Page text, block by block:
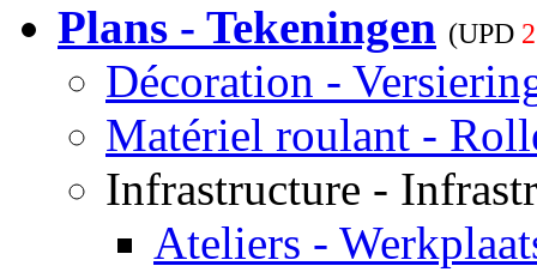
Plans - Tekeningen (UPD
Décoration -
Matériel roulant -
Infrastructure -
Ateliers -